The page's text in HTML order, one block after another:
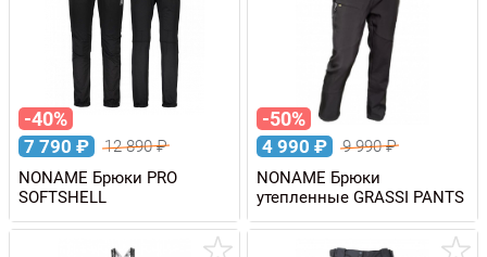
-40%
7 790 ₽ 12 890₽
NONAME Брюки PRO
SOFTSHELL
-50%
4 990 ₽ 9 990₽
NONAME Брюки
утепленные GRASSI PANTS